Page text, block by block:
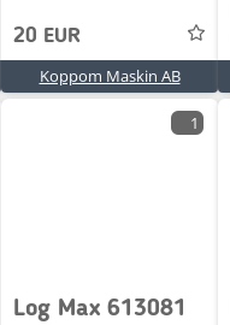
20 EUR
Koppom Maskin AB
1
Log Max 613081